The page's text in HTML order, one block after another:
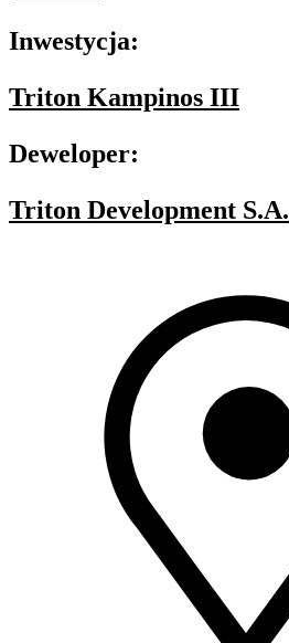
Inwestycja:
Triton Kampinos III
Deweloper:
Triton Development S.A.